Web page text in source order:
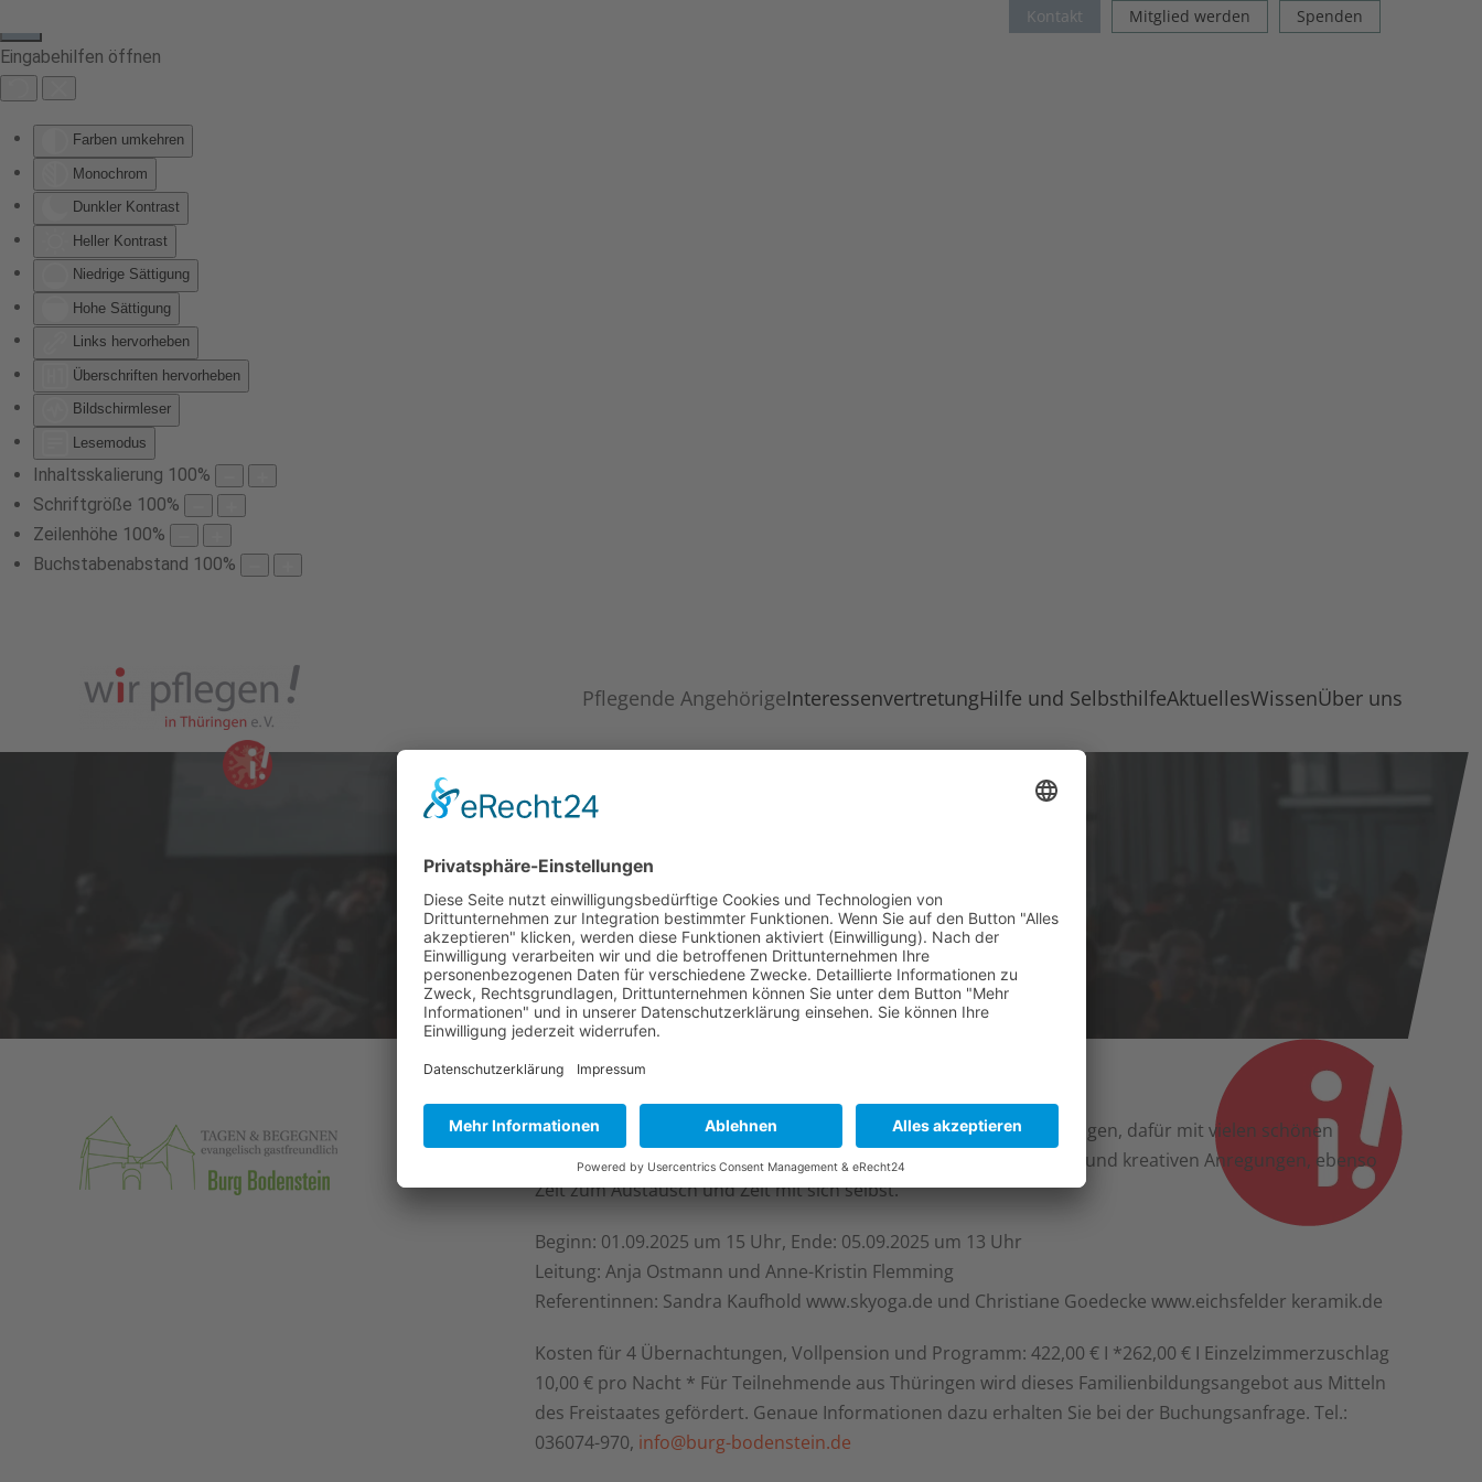
Eingabehilfen öffnen
Farben umkehren
Monochrom
Dunkler Kontrast
Heller Kontrast
Niedrige Sättigung
Hohe Sättigung
Links hervorheben
Überschriften hervorheben
Bildschirmleser
Lesemodus
Inhaltsskalierung 100%
Schriftgröße 100%
Zeilenhöhe 100%
Buchstabenabstand 100%
Kontakt Mitglied werden Spenden
Pflegende AngehörigeInteressenvertretungHilfe und SelbsthilfeAktuellesWissenÜber uns
„Oasentage für pflegende Angehörige“
Diese Oasentage bieten Ruhe und Entspannung ohne Verpflichtungen, dafür mit vielen schönen
Möglichkeiten: Entspannungsübungen, Wanderungen, geistlichen und kreativen Anregungen, ebenso
Zeit zum Austausch und Zeit mit sich selbst.
Beginn: 01.09.2025 um 15 Uhr, Ende: 05.09.2025 um 13 Uhr
Leitung: Anja Ostmann und Anne-Kristin Flemming
Referentinnen: Sandra Kaufhold www.skyoga.de und Christiane Goedecke www.eichsfelder keramik.de
Kosten für 4 Übernachtungen, Vollpension und Programm: 422,00 € I *262,00 € I Einzelzimmerzuschlag
10,00 € pro Nacht * Für Teilnehmende aus Thüringen wird dieses Familienbildungsangebot aus Mitteln
des Freistaates gefördert. Genaue Informationen dazu erhalten Sie bei der Buchungsanfrage. Tel.:
036074-970, info@burg-bodenstein.de